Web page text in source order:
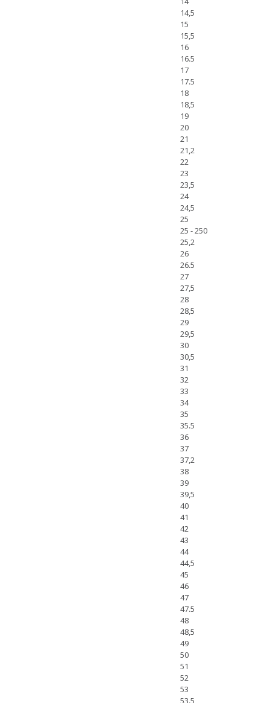
14,5
15
15,5
16
16.5
17
17.5
18
18,5
19
20
21
21,2
22
23
23,5
24
24,5
25
25 - 250
25,2
26
26.5
27
27,5
28
28,5
29
29,5
30
30,5
31
32
33
34
35
35.5
36
37
37,2
38
39
39,5
40
41
42
43
44
44,5
45
46
47
47.5
48
48,5
49
50
51
52
53
53.5